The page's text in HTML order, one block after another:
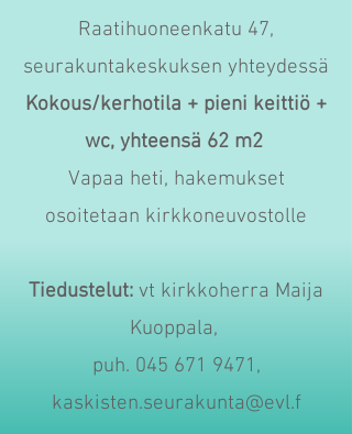
Raatihuoneenkatu 47,
seurakuntakeskuksen yhteydessä
Kokous/kerhotila + pieni keittiö +
wc, yhteensä 62 m2
Vapaa heti, hakemukset
osoitetaan kirkkoneuvostolle
Tiedustelut: vt kirkkoherra Maija
Kuoppala,
puh. 045 671 9471,
kaskisten.seurakunta@evl.f